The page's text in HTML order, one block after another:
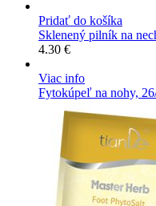
Pridať do košíka
Sklenený pilník na
4.30 €
Viac info
Fytokúpeľ na nohy,